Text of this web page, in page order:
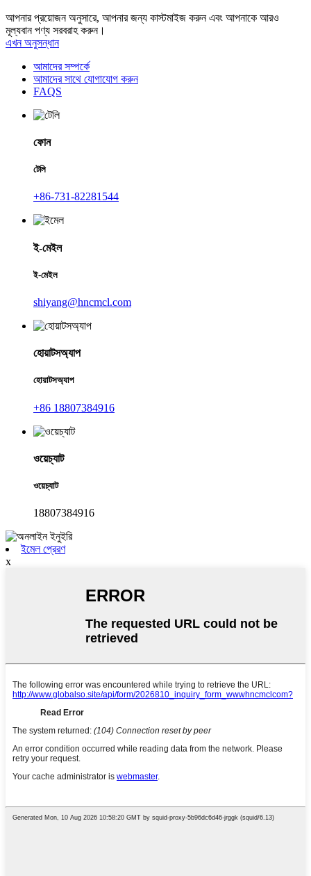
আপনার প্রয়োজন অনুসারে, আপনার জন্য কাস্টমাইজ করুন এবং আপনাকে আরও
মূল্যবান পণ্য সরবরাহ করুন।
এখন অনুসন্ধান
আমাদের সম্পর্কে
আমাদের সাথে যোগাযোগ করুন
FAQS
ফোন
টেলি
+86-731-82281544
ই-মেইল
ই-মেইল
shiyang@hncmcl.com
হোয়াটসঅ্যাপ
হোয়াটসঅ্যাপ
+86 18807384916
ওয়েচ্যাট
ওয়েচ্যাট
18807384916
ইমেল প্রেরণ
x